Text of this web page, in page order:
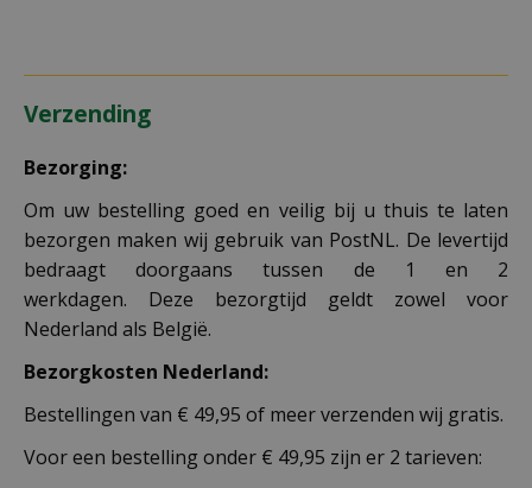
Verzending
Bezorging:
Om uw bestelling goed en veilig bij u thuis te laten
bezorgen maken wij gebruik van PostNL. De levertijd
bedraagt doorgaans tussen de 1 en 2
werkdagen. Deze bezorgtijd geldt zowel voor
Nederland als België.
Bezorgkosten Nederland:
Bestellingen van € 49,95 of meer verzenden wij gratis.
Voor een bestelling onder € 49,95 zijn er 2 tarieven: